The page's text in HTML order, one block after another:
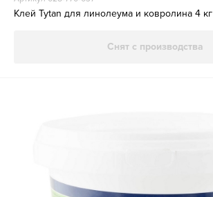
Клей Tytan для линолеума и ковролина 4 кг
Снят с производства